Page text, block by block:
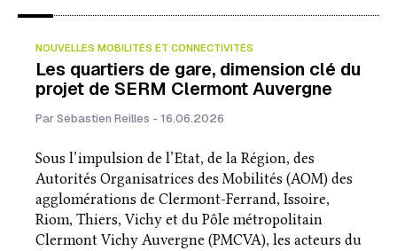
NOUVELLES MOBILITÉS ET CONNECTIVITÉS
Les quartiers de gare, dimension clé du
projet de SERM Clermont Auvergne
Par Sébastien Reilles - 16.06.2026
Sous l’impulsion de l’Etat, de la Région, des
Autorités Organisatrices des Mobilités (AOM) des
agglomérations de Clermont-Ferrand, Issoire,
Riom, Thiers, Vichy et du Pôle métropolitain
Clermont Vichy Auvergne (PMCVA), les acteurs du